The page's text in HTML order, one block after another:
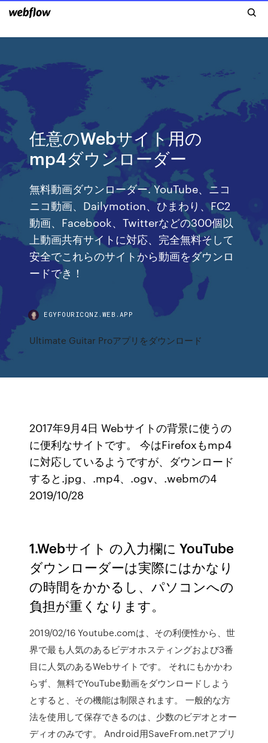
任意のWebサイト用の
mp4ダウンローダー
無料動画ダウンローダー. YouTube、ニコ
ニコ動画、Dailymotion、ひまわり、FC2
動画、Facebook、Twitterなどの300個以
上動画共有サイトに対応、完全無料そして
安全でこれらのサイトから動画をダウンロ
ードでき！
EGYFOURICQNZ.WEB.APP
Ultimate Guitar Proアプリをダウンロード
2017年9月4日 Webサイトの背景に使うの
に便利なサイトです。 今はFirefoxもmp4
に対応しているようですが、ダウンロード
すると.jpg、.mp4、.ogv、.webmの4
2019/10/28
1.Webサイト の入力欄に YouTube
ダウンローダーは実際にはかなり
の時間をかかるし、パソコンへの
負担が重くなります。
2019/02/16 Youtube.comは、その利便性から、世
界で最も人気のあるビデオホスティングおよび3番
目に人気のあるWebサイトです。 それにもかかわ
らず、無料でYouTube動画をダウンロードしよう
とすると、その機能は制限されます。 一般的な方
法を使用して保存できるのは、少数のビデオとオー
ディオのみです。 Android用SaveFrom.netアプリ